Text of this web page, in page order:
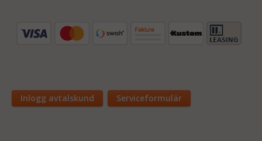
Inlogg avtalskund Serviceformulär